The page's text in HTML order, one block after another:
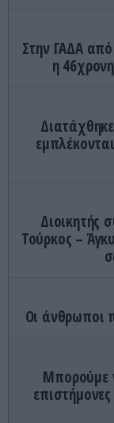
Στην ΓΑΔΑ
η
Διοικητής
Τούρκος –
Οι άνθρωποι
Μπορούμε